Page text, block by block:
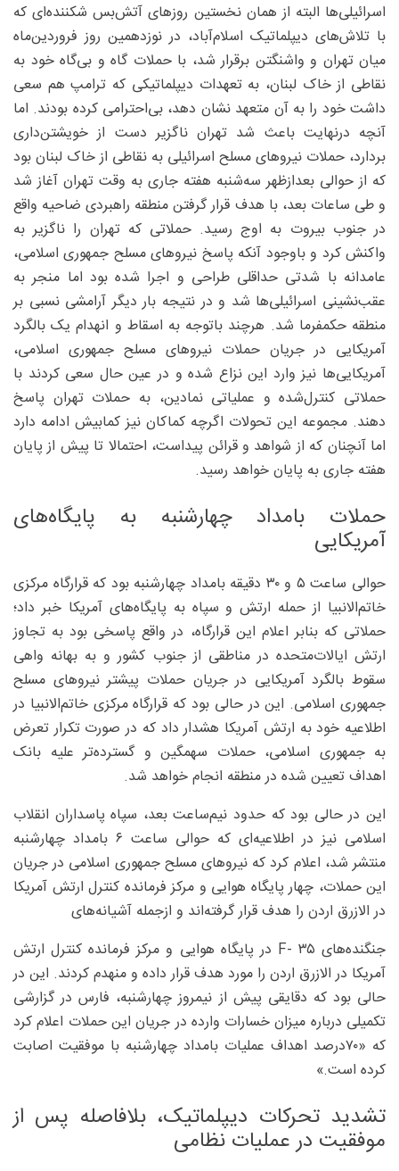
اسرائیلی‌ها البته از همان نخستین روزهای آتش‌بس شکننده‌ای که
با تلاش‌های دیپلماتیک اسلام‌آباد، در نوزدهمین روز فروردین‌ماه
میان تهران و واشنگتن برقرار شد، با حملات گاه و بی‌گاه خود به
نقاطی از خاک لبنان، به تعهدات دیپلماتیکی که ترامپ هم سعی
داشت خود را به آن متعهد نشان دهد، بی‌احترامی کرده بودند. اما
آنچه درنهایت باعث شد تهران ناگزیر دست از خویشتن‌داری
بردارد، حملات نیروهای مسلح اسرائیلی به نقاطی از خاک لبنان بود
که از حوالی بعدازظهر سه‌شنبه هفته جاری به وقت تهران آغاز شد
و طی ساعات بعد، با هدف قرار گرفتن منطقه راهبردی ضاحیه واقع
در جنوب بیروت به اوج رسید. حملاتی که تهران را ناگزیر به
واکنش کرد و باوجود آنکه پاسخ نیروهای مسلح جمهوری اسلامی،
عامدانه با شدتی حداقلی طراحی و اجرا شده بود اما منجر به
عقب‌نشینی اسرائیلی‌ها شد و در نتیجه بار دیگر آرامشی نسبی بر
منطقه حکمفرما شد. هرچند باتوجه به اسقاط و انهدام یک بالگرد
آمریکایی در جریان حملات نیروهای مسلح جمهوری اسلامی،
آمریکایی‌ها نیز وارد این نزاع شده و در عین حال سعی کردند با
حملاتی کنترل‌شده و عملیاتی نمادین، به حملات تهران پاسخ
دهند. مجموعه این تحولات اگرچه کماکان نیز کمابیش ادامه دارد
اما آنچنان که از شواهد و قرائن پیداست، احتمالا تا پیش از پایان
هفته جاری به پایان خواهد رسید.
حملات بامداد چهارشنبه به پایگاه‌های
آمریکایی
حوالی ساعت ۵ و ۳۰ دقیقه بامداد چهارشنبه بود که قرارگاه مرکزی
خاتم‌الانبیا از حمله ارتش و سپاه به پایگاه‌های آمریکا خبر داد؛
حملاتی که بنابر اعلام این قرارگاه، در واقع پاسخی بود به تجاوز
ارتش ایالات‌متحده در مناطقی از جنوب کشور و به بهانه واهی
سقوط بالگرد آمریکایی در جریان حملات پیشتر نیروهای مسلح
جمهوری اسلامی. این در حالی بود که قرارگاه مرکزی خاتم‌الانبیا در
اطلاعیه خود به ارتش آمریکا هشدار داد که در صورت تکرار تعرض
به جمهوری اسلامی، حملات سهمگین و گسترده‌تر علیه بانک
اهداف تعیین شده در منطقه انجام خواهد شد.
این در حالی بود که حدود نیم‌ساعت بعد، سپاه پاسداران انقلاب
اسلامی نیز در اطلاعیه‌ای که حوالی ساعت ۶ بامداد چهارشنبه
منتشر شد، اعلام کرد که نیروهای مسلح جمهوری اسلامی در جریان
این حملات، چهار پایگاه هوایی و مرکز فرمانده کنترل ارتش آمریکا
در الازرق اردن را هدف قرار گرفته‌اند و ازجمله آشیانه‌های
جنگنده‌های ۳۵ -F در پایگاه هوایی و مرکز فرمانده کنترل ارتش
آمریکا در الازرق اردن را مورد هدف قرار داده و منهدم کردند. این در
حالی بود که دقایقی پیش از نیمروز چهارشنبه، فارس در گزارشی
تکمیلی درباره میزان خسارات وارده در جریان این حملات اعلام کرد
که «۷۰‌درصد اهداف عملیات بامداد چهارشنبه با موفقیت اصابت
کرده است.»
تشدید تحرکات دیپلماتیک، بلافاصله پس از
موفقیت در عملیات نظامی